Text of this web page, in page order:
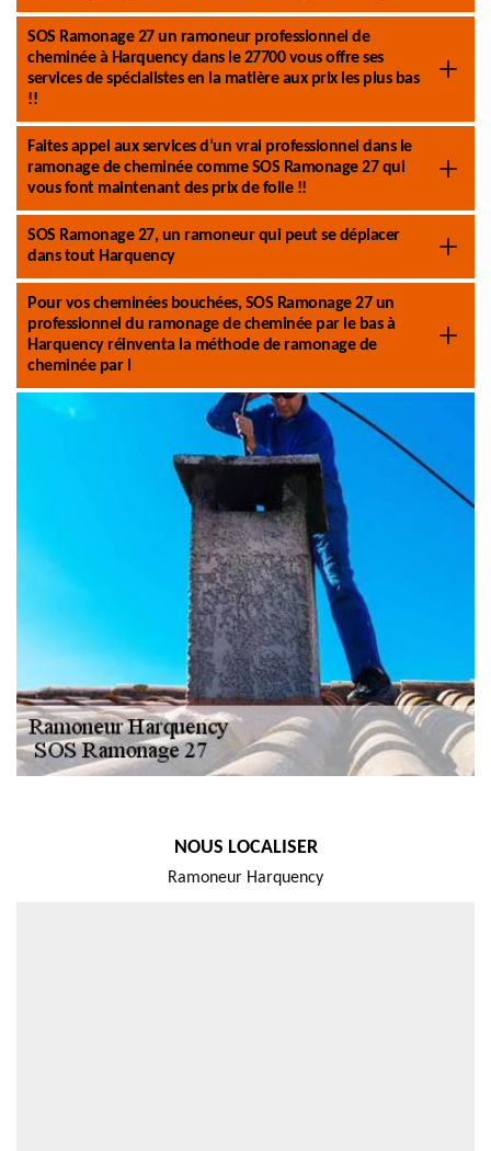
SOS Ramonage 27 un ramoneur professionnel de
cheminée à Harquency dans le 27700 vous offre ses
services de spécialistes en la matière aux prix les plus bas
!!
Faites appel aux services d’un vrai professionnel dans le
ramonage de cheminée comme SOS Ramonage 27 qui
vous font maintenant des prix de folie !!
SOS Ramonage 27, un ramoneur qui peut se déplacer
dans tout Harquency
Pour vos cheminées bouchées, SOS Ramonage 27 un
professionnel du ramonage de cheminée par le bas à
Harquency réinventa la méthode de ramonage de
cheminée par l
NOUS LOCALISER
Ramoneur Harquency